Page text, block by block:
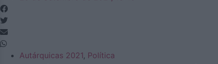
Autárquicas 2021, Política